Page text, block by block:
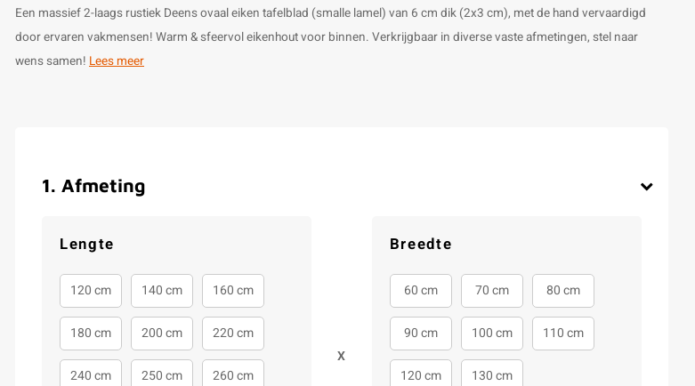
Een massief 2-laags rustiek Deens ovaal eiken tafelblad (smalle lamel) van 6 cm dik (2x3 cm), met de hand vervaardigd
door ervaren vakmensen! Warm & sfeervol eikenhout voor binnen. Verkrijgbaar in diverse vaste afmetingen, stel naar
wens samen! Lees meer
1. Afmeting
Lengte
120 cm 140 cm 160 cm
180 cm 200 cm 220 cm
240 cm 250 cm 260 cm
X
Breedte
60 cm 70 cm 80 cm
90 cm 100 cm 110 cm
120 cm 130 cm